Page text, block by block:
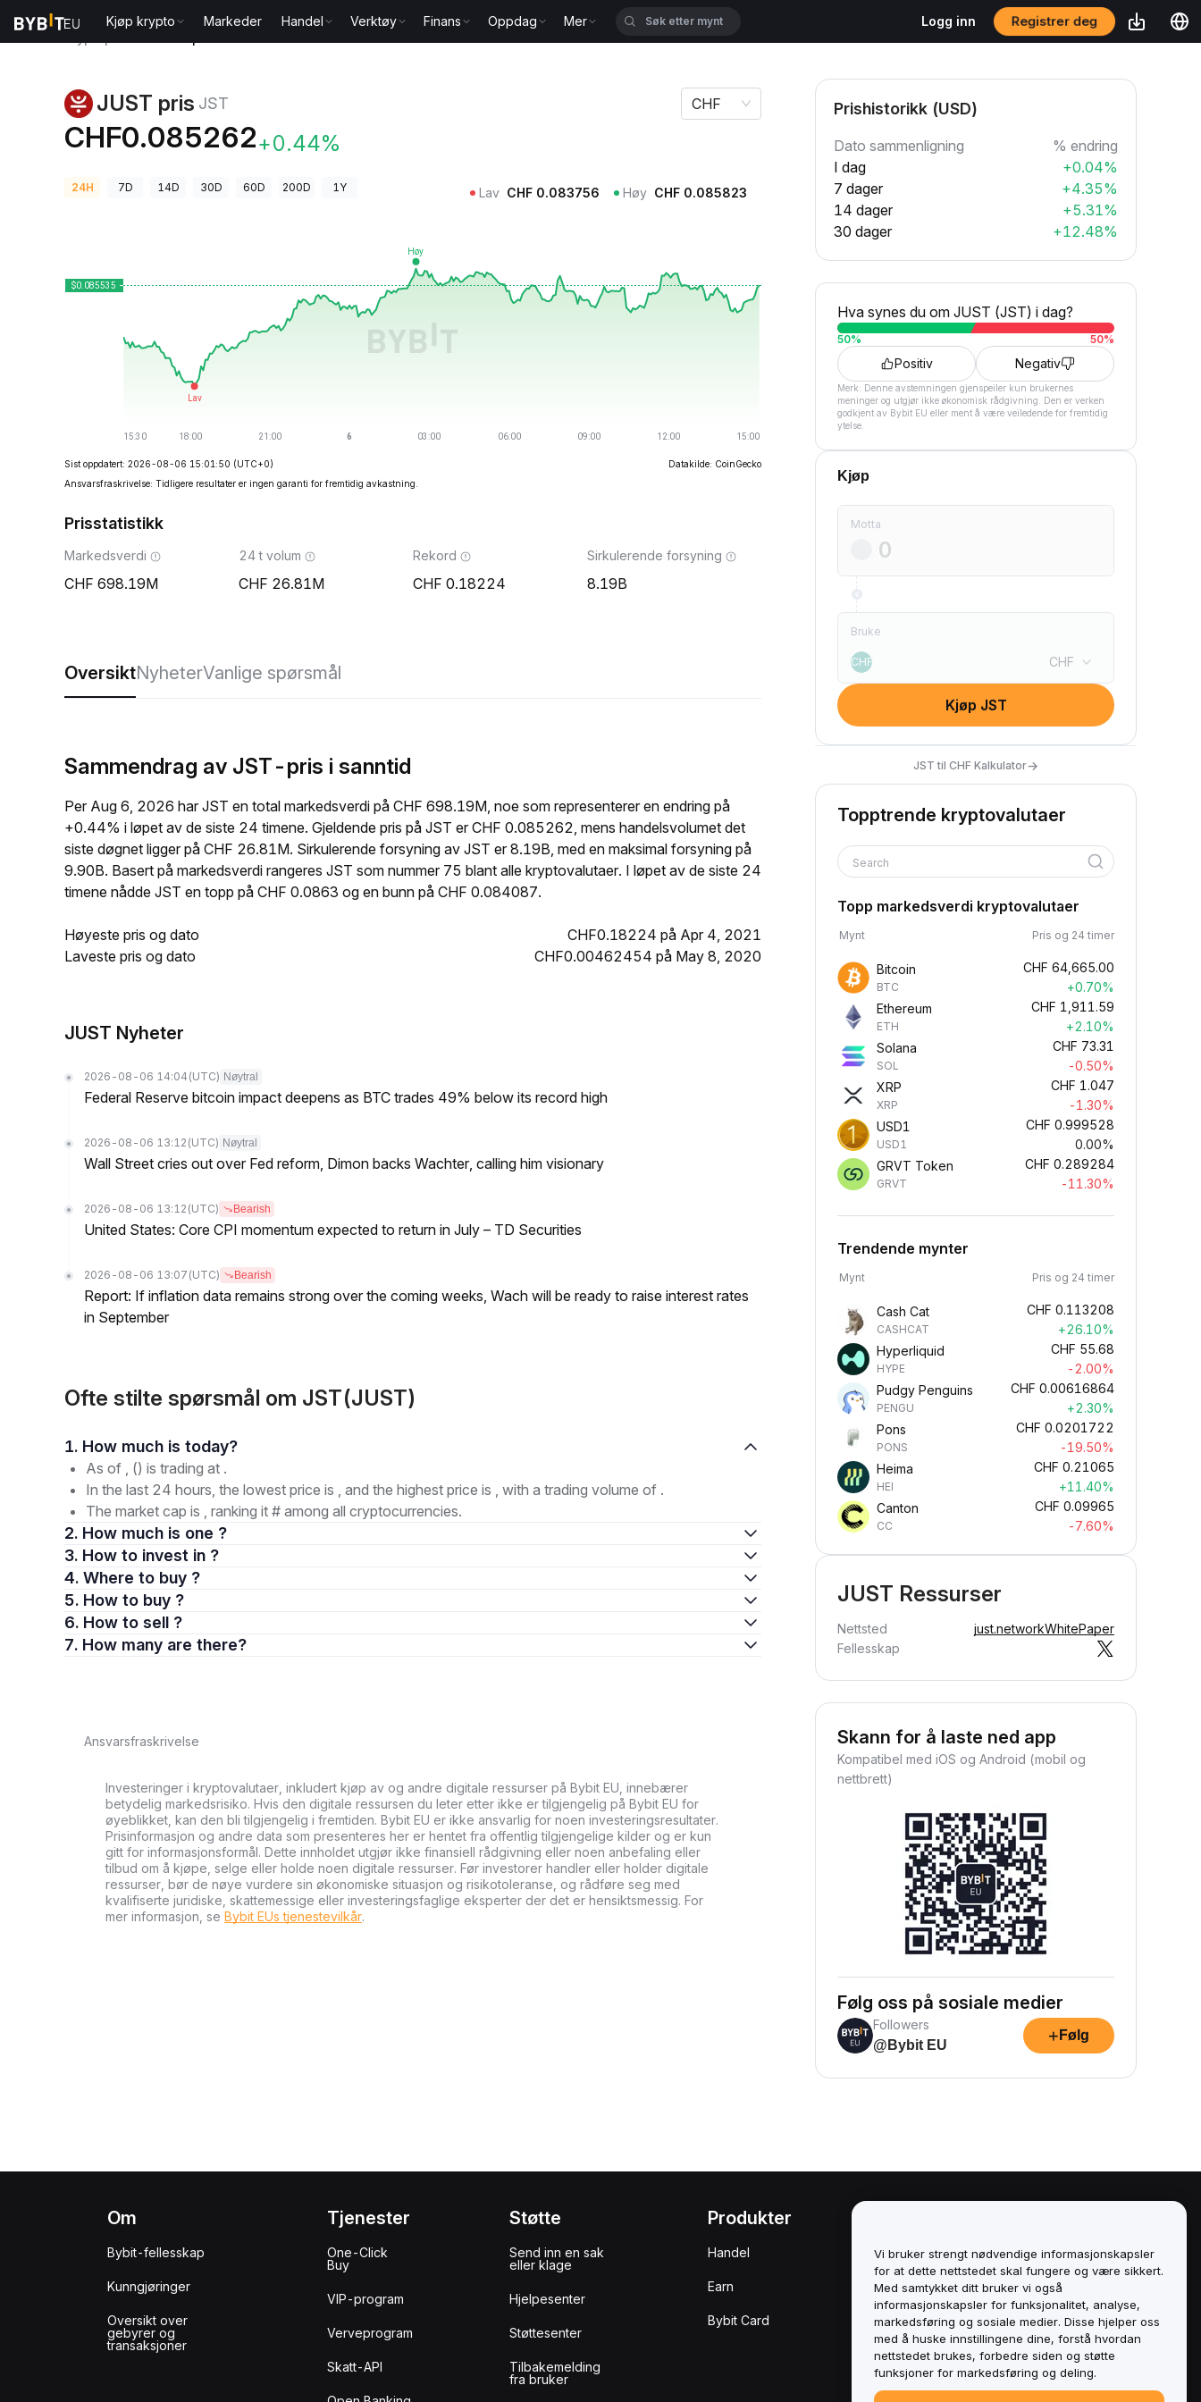
Kjøp krypto Markeder Handel Verktøy Finans Oppdag Mer Logg inn Registrer deg
JUST pris JST
CHF0.085262+0.44%
CHF
24H 7D 14D 30D 60D 200D 1Y Lav CHF 0.083756 Høy CHF 0.085823
Sist oppdatert: 2026-08-06 15:01:50 (UTC+0)
Datakilde: CoinGecko
Ansvarsfraskrivelse: Tidligere resultater er ingen garanti for fremtidig avkastning.
Prisstatistikk
Markedsverdi
698.19M
24 t volum
26.81M
Rekord
0.18224
Sirkulerende forsyning
8.19B
OversiktNyheterVanlige spørsmål
Sammendrag av JST-pris i sanntid
Per Aug 6, 2026 har JST en total markedsverdi på CHF 698.19M, noe som representerer en endring på
+0.44% i løpet av de siste 24 timene. Gjeldende pris på JST er CHF 0.085262, mens handelsvolumet det
siste døgnet ligger på CHF 26.81M. Sirkulerende forsyning av JST er 8.19B, med en maksimal forsyning på
9.90B. Basert på markedsverdi rangeres JST som nummer 75 blant alle kryptovalutaer. I løpet av de siste 24
timene nådde JST en topp på CHF 0.0863 og en bunn på CHF 0.084087.
Høyeste pris og dato
CHF0.18224 på Apr 4, 2021
Laveste pris og dato
CHF0.00462454 på May 8, 2020
JUST Nyheter
2026-08-06 14:04 (UTC) Nøytral
Federal Reserve bitcoin impact deepens as BTC trades 49% below its record high
2026-08-06 13:12 (UTC) Nøytral
Wall Street cries out over Fed reform, Dimon backs Wachter, calling him visionary
2026-08-06 13:12 (UTC) Bearish
United States: Core CPI momentum expected to return in July – TD Securities
2026-08-06 13:07 (UTC) Bearish
Report: If inflation data remains strong over the coming weeks, Wach will be ready to raise interest rates
in September
Ofte stilte spørsmål om JST(JUST)
1. How much is today?
As of , () is trading at .
In the last 24 hours, the lowest price is , and the highest price is , with a trading volume of .
The market cap is , ranking it # among all cryptocurrencies.
2. How much is one ?
3. How to invest in ?
4. Where to buy ?
5. How to buy ?
6. How to sell ?
7. How many are there?
Ansvarsfraskrivelse
Investeringer i kryptovalutaer, inkludert kjøp av og andre digitale ressurser på Bybit EU, innebærer
betydelig markedsrisiko. Hvis den digitale ressursen du leter etter ikke er tilgjengelig på Bybit EU for
øyeblikket, kan den bli tilgjengelig i fremtiden. Bybit EU er ikke ansvarlig for noen investeringsresultater.
Prisinformasjon og andre data som presenteres her er hentet fra offentlig tilgjengelige kilder og er kun
gitt for informasjonsformål. Dette innholdet utgjør ikke finansiell rådgivning eller noen anbefaling eller
tilbud om å kjøpe, selge eller holde noen digitale ressurser. Før investorer handler eller holder digitale
ressurser, bør de nøye vurdere sin økonomiske situasjon og risikotoleranse, og rådføre seg med
kvalifiserte juridiske, skattemessige eller investeringsfaglige eksperter der det er hensiktsmessig. For
mer informasjon, se Bybit EUs tjenestevilkår.
Prishistorikk (USD)
Dato sammenligning
% endring
I dag
+0.04%
7 dager
+4.35%
14 dager
+5.31%
30 dager
+12.48%
Hva synes du om JUST (JST) i dag?
50% 50%
Positiv Negativ
Merk: Denne avstemningen gjenspeiler kun brukernes
meninger og utgjør ikke økonomisk rådgivning. Den er verken
godkjent av Bybit EU eller ment å være veiledende for fremtidig
ytelse.
Kjøp
Motta
Bruke
CHF CHF
Kjøp JST
JST til CHF Kalkulator→
Topptrende kryptovalutaer
Search
Topp markedsverdi kryptovalutaer
Mynt Pris og 24 timer
Bitcoin
BTC
CHF 64,665.00
+0.70%
Ethereum
ETH
CHF 1,911.59
+2.10%
Solana
SOL
CHF 73.31
-0.50%
XRP
XRP
CHF 1.047
-1.30%
USD1
USD1
CHF 0.999528
0.00%
GRVT Token
GRVT
CHF 0.289284
-11.30%
Trendende mynter
Mynt Pris og 24 timer
Cash Cat
CASHCAT
CHF 0.113208
+26.10%
Hyperliquid
HYPE
CHF 55.68
-2.00%
Pudgy Penguins
PENGU
CHF 0.00616864
+2.30%
Pons
PONS
CHF 0.0201722
-19.50%
Heima
HEI
CHF 0.21065
+11.40%
Canton
CC
CHF 0.09965
-7.60%
JUST Ressurser
Nettsted just.networkWhitePaper
Fellesskap
Skann for å laste ned app
Kompatibel med iOS og Android (mobil og
nettbrett)
Følg oss på sosiale medier
Followers
@Bybit EU
+ Følg
Om
Bybit-fellesskap
Kunngjøringer
Oversikt over
gebyrer og
transaksjoner
Tjenester
One-Click
Buy
VIP-program
Verveprogram
Skatt-API
Støtte
Send inn en sak
eller klage
Hjelpesenter
Støttesenter
Tilbakemelding
fra bruker
Produkter
Handel
Earn
Bybit Card
Retningslinjer for
interessekonflikter
Sammendrag av retningslinjene for
oppbevaring og administrasjon
ESG-informasjon
Crypto-Asset White Papers
Vi bruker strengt nødvendige informasjonskapsler
for at dette nettstedet skal fungere og være sikkert.
Med samtykket ditt bruker vi også
informasjonskapsler for funksjonalitet, analyse,
markedsføring og sosiale medier. Disse hjelper oss
med å huske innstillingene dine, forstå hvordan
nettstedet brukes, forbedre siden og støtte
funksjoner for markedsføring og deling.